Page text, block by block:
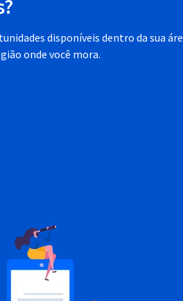
disponíveis dentro da sua
onde você mora.